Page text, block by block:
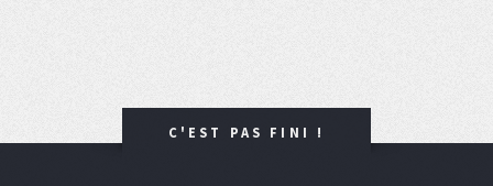
C'EST PAS FINI !